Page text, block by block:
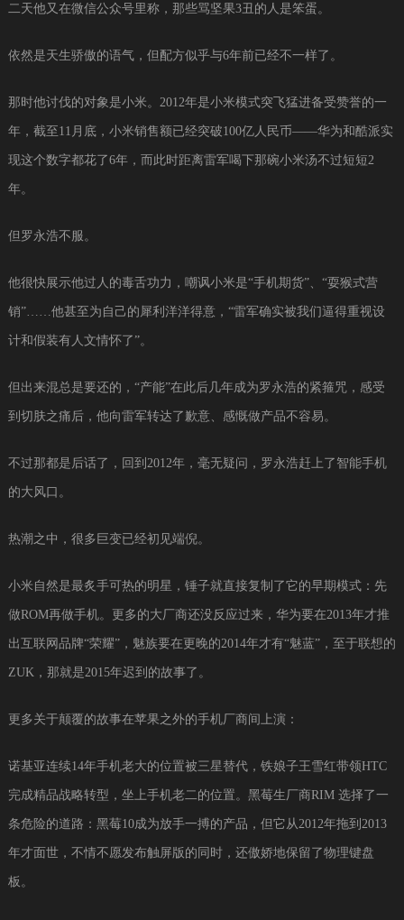
二天他又在微信公众号里称，那些骂坚果3丑的人是笨蛋。
依然是天生骄傲的语气，但配方似乎与6年前已经不一样了。
那时他讨伐的对象是小米。2012年是小米模式突飞猛进备受赞誉的一
年，截至11月底，小米销售额已经突破100亿人民币——华为和酷派实
现这个数字都花了6年，而此时距离雷军喝下那碗小米汤不过短短2
年。
但罗永浩不服。
他很快展示他过人的毒舌功力，嘲讽小米是“手机期货”、“耍猴式营
销”……他甚至为自己的犀利洋洋得意，“雷军确实被我们逼得重视设
计和假装有人文情怀了”。
但出来混总是要还的，“产能”在此后几年成为罗永浩的紧箍咒，感受
到切肤之痛后，他向雷军转达了歉意、感慨做产品不容易。
不过那都是后话了，回到2012年，毫无疑问，罗永浩赶上了智能手机
的大风口。
热潮之中，很多巨变已经初见端倪。
小米自然是最炙手可热的明星，锤子就直接复制了它的早期模式：先
做ROM再做手机。更多的大厂商还没反应过来，华为要在2013年才推
出互联网品牌“荣耀”，魅族要在更晚的2014年才有“魅蓝”，至于联想的
ZUK，那就是2015年迟到的故事了。
更多关于颠覆的故事在苹果之外的手机厂商间上演：
诺基亚连续14年手机老大的位置被三星替代，铁娘子王雪红带领HTC
完成精品战略转型，坐上手机老二的位置。黑莓生厂商RIM 选择了一
条危险的道路：黑莓10成为放手一搏的产品，但它从2012年拖到2013
年才面世，不情不愿发布触屏版的同时，还傲娇地保留了物理键盘
板。